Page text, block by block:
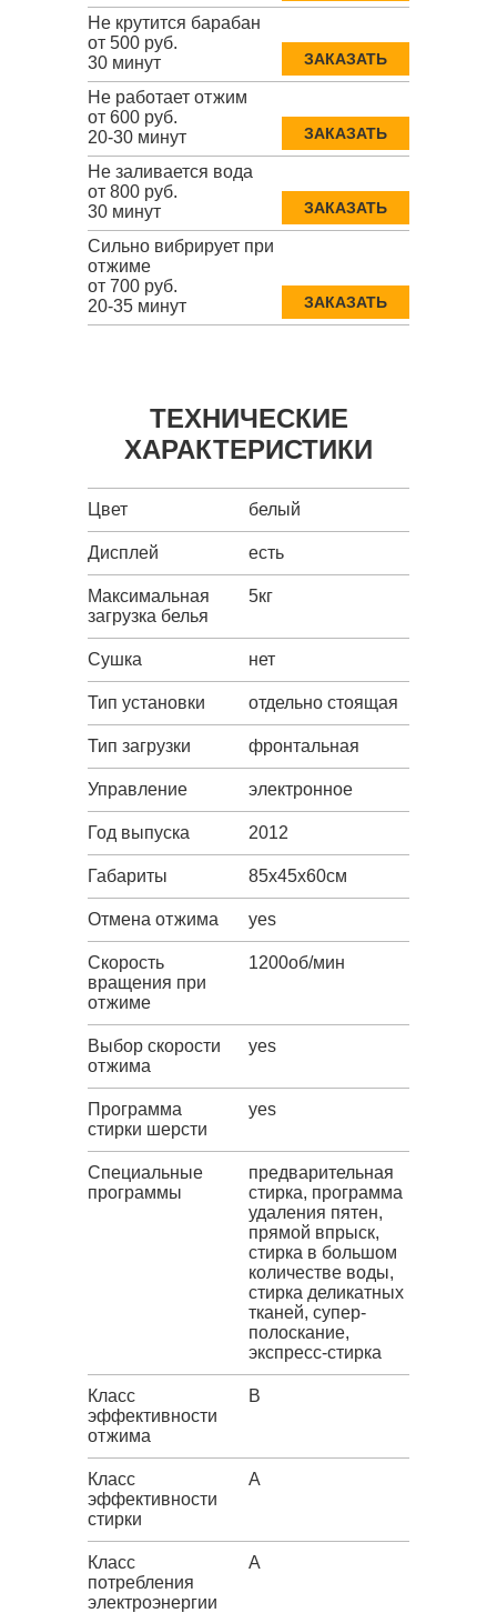
Не крутится барабан
от 500 руб.
30 минут
ЗАКАЗАТЬ
Не работает отжим
от 600 руб.
20-30 минут
ЗАКАЗАТЬ
Не заливается вода
от 800 руб.
30 минут
ЗАКАЗАТЬ
Сильно вибрирует при
отжиме
от 700 руб.
20-35 минут
ЗАКАЗАТЬ
ТЕХНИЧЕСКИЕ
ХАРАКТЕРИСТИКИ
Цвет белый
Дисплей есть
Максимальная
загрузка белья
5кг
Сушка нет
Тип установки отдельно стоящая
Тип загрузки фронтальная
Управление электронное
Год выпуска 2012
Габариты 85х45х60см
Отмена отжима yes
Скорость
вращения при
отжиме
1200об/мин
Выбор скорости
отжима
yes
Программа
стирки шерсти
yes
Специальные
программы
предварительная
стирка, программа
удаления пятен,
прямой впрыск,
стирка в большом
количестве воды,
стирка деликатных
тканей, супер-
полоскание,
экспресс-стирка
Класс
эффективности
отжима
B
Класс
эффективности
стирки
A
Класс
потребления
электроэнергии
A